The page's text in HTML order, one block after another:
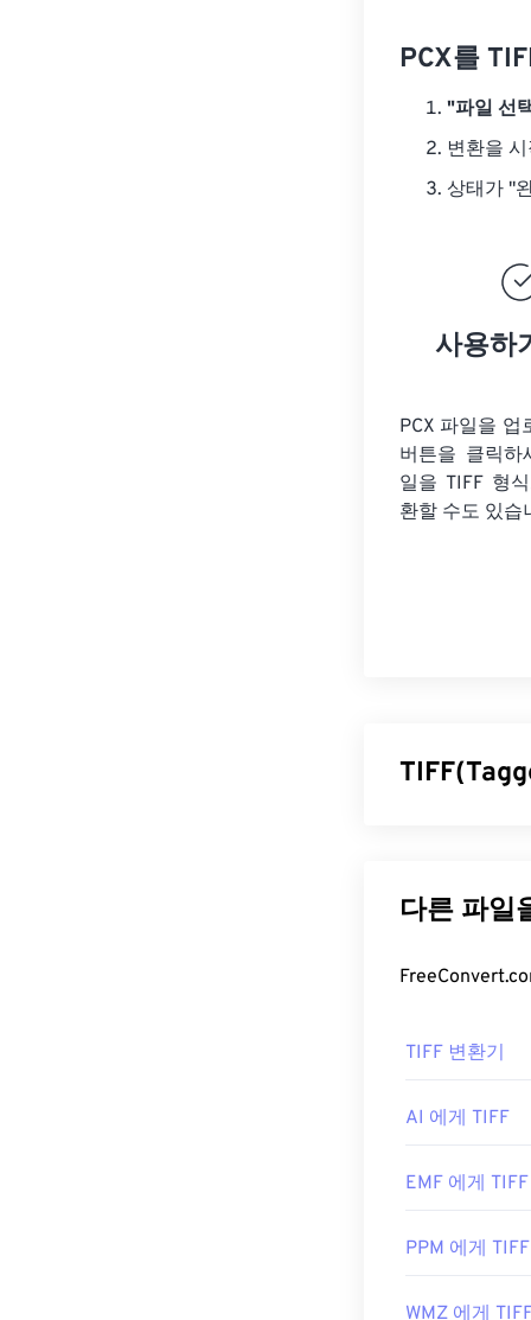
PCX를
"파일 선
변환을
상태가 "
사용하
PCX 파일을 업
버튼을 클릭하
일을 TIFF 형
환할 수도 있습
는 비트맵 및
또는 페이지
TIFF 파일
Apple Preview
다.
ColorStrokes
개발자: Aldus
TIFF 변환기
AI 에게 TIFF
EMF 에게 TIFF
PPM 에게 TIFF
WMZ 에게